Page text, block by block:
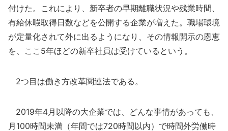
付けた。これにより、新卒者の早期離職状況や残業時間、
有給休暇取得日数などを公開する企業が増えた。職場環境
が定量化されて外に出るようになり、その情報開示の恩恵
を、ここ5年ほどの新卒社員は受けているという。
2つ目は働き方改革関連法である。
2019年4月以降の大企業では、どんな事情があっても、
月100時間未満（年間では720時間以内）で時間外労働時